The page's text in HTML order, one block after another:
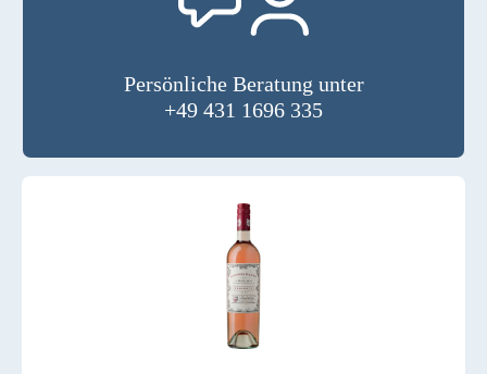
Persönliche Beratung unter
+49 431 1696 335